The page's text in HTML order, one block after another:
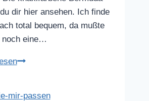
dir hier ansehen. Ich finde
total bequem, da mußte
noch eine…
Leinen